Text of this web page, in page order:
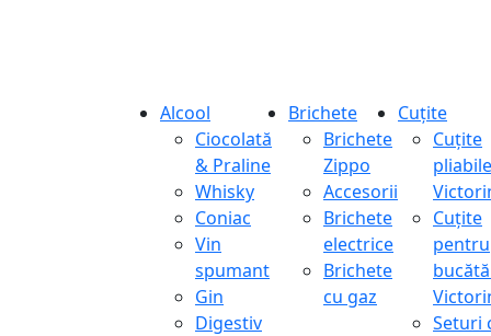
Alcool
Ciocolată
& Praline
Whisky
Coniac
Vin
spumant
Gin
Digestiv
Brichete
Brichete
Zippo
Accesorii
Brichete
electrice
Brichete
cu gaz
Cuțite
Cuțite
pliabile
Cuțite
pentru
Seturi